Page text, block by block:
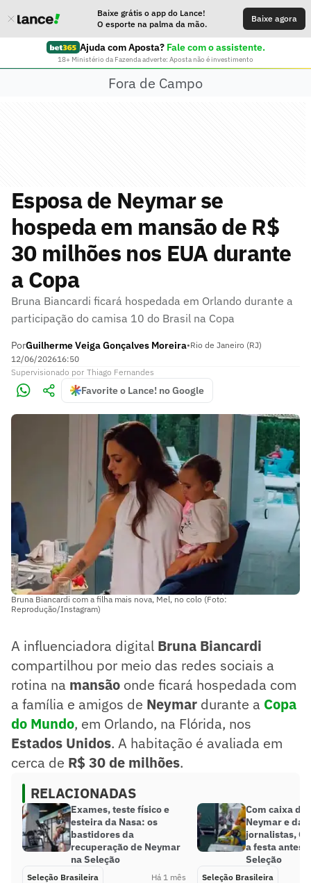
Baixe grátis o app do Lance!
O esporte na palma da mão.
Baixe agora
Ajuda com Aposta? Fale com o assistente.
18+ Ministério da Fazenda adverte: Aposta não é investimento
Fora de Campo
Esposa de Neymar se
hospeda em mansão de R$
30 milhões nos EUA durante
a Copa
Bruna Biancardi ficará hospedada em Orlando durante a
participação do camisa 10 do Brasil na Copa
PorGuilherme Veiga Gonçalves Moreira•Rio de Janeiro (RJ)
12/06/202616:50
Supervisionado por Thiago Fernandes
Favorite o Lance! no Google
Bruna Biancardi com a filha mais nova, Mel, no colo (Foto:
Reprodução/Instagram)
A influenciadora digital Bruna Biancardi
compartilhou por meio das redes sociais a
rotina na mansão onde ficará hospedada com
a família e amigos de Neymar durante a Copa
do Mundo, em Orlando, na Flórida, nos
Estados Unidos. A habitação é avaliada em
cerca de R$ 30 de milhões.
RELACIONADAS
Exames, teste físico e
esteira da Nasa: os
bastidores da
recuperação de Neymar
na Seleção
Seleção Brasileira Há 1 mês
Com caixa de
Neymar e
jornalistas,
a festa antes
Seleção
Seleção Brasileira